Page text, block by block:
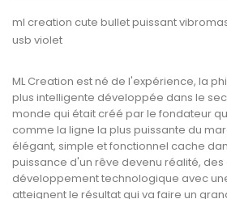
ml creation cute bullet puissant
usb violet
ML Creation est né de l'expérience, la
plus intelligente développée dans le
monde qui était créé par le fondateur
comme la ligne la plus puissante du
élégant, simple et fonctionnel cache
puissance d'un rêve devenu réalité,
développement technologique avec
atteignent le résultat qui va faire un